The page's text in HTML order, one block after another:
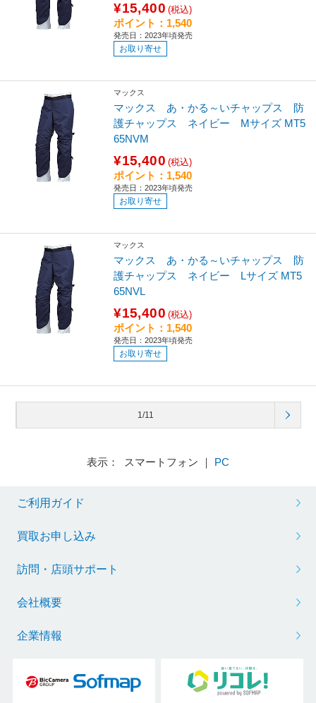
¥15,400 (税込)
ポイント：1,540
発売日：2023年頃発売
お取り寄せ
マックス
マックス あ・かる～いチャップス 防
護チャップス ネイビー Mサイズ MT5
65NVM
¥15,400 (税込)
ポイント：1,540
発売日：2023年頃発売
お取り寄せ
マックス
マックス あ・かる～いチャップス 防
護チャップス ネイビー Lサイズ MT5
65NVL
¥15,400 (税込)
ポイント：1,540
発売日：2023年頃発売
お取り寄せ
1/11
表示： スマートフォン ｜ PC
ご利用ガイド
買取お申し込み
訪問・店頭サポート
会社概要
企業情報